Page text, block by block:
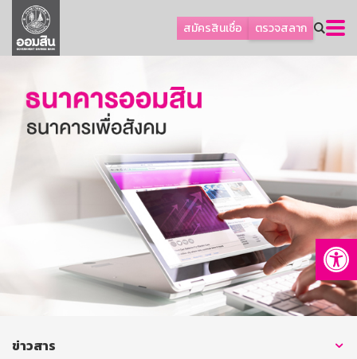
สมัครสินเชื่อ ตรวจสลาก
ลูกค้าธุรกิจ
ลูกค้าผู้ประกอบรายย่อย
ออมเพื่อสุข
เกี่ยวกับธนาคาร
การพัฒนาที่ยั่งยืน
บริการทางการเงิน
ติดต่อเรา
บริการออนไลน์
ข่าวสาร